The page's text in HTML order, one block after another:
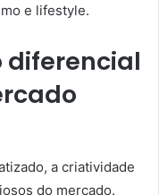
e lifestyle.
diferencial
a criatividade
do mercado.